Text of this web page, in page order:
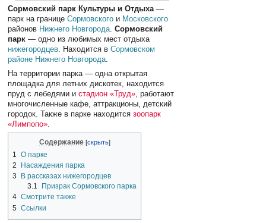
Сормовский парк Культуры и Отдыха—
парк на границеСормовского и Московского
районов Нижнего Новгорода.Сормовский
парк — одно из любимых мест отдыха
нижегородцев. Находится вСормовском
районе Нижнего Новгорода.
На территории парка — одна открытая
площадка для летних дискотек, находится
пруд с лебедями истадион «Труд» , работают
многочисленные кафе, аттракционы, детский
городок. Также в парке находитсязоопарк
«Лимпопо»
Содержание
1
О парке
2
Насаждения парка
3
В рассказах нижегородцев
3.1
Призрак Сормовского парка
4 Смотрите также
5 Ссылки